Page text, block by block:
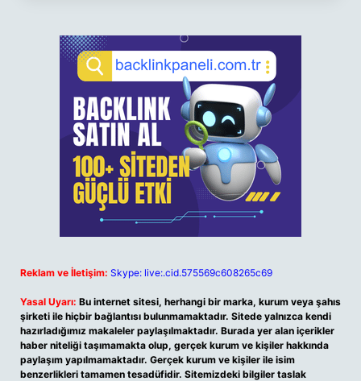
Reklam ve İletişim: Skype: live:.cid.575569c608265c69
Yasal Uyarı: Bu internet sitesi, herhangi bir marka, kurum veya şahıs
şirketi ile hiçbir bağlantısı bulunmamaktadır. Sitede yalnızca kendi
hazırladığımız makaleler paylaşılmaktadır. Burada yer alan içerikler
haber niteliği taşımamakta olup, gerçek kurum ve kişiler hakkında
paylaşım yapılmamaktadır. Gerçek kurum ve kişiler ile isim
benzerlikleri tamamen tesadüfidir. Sitemizdeki bilgiler taslak